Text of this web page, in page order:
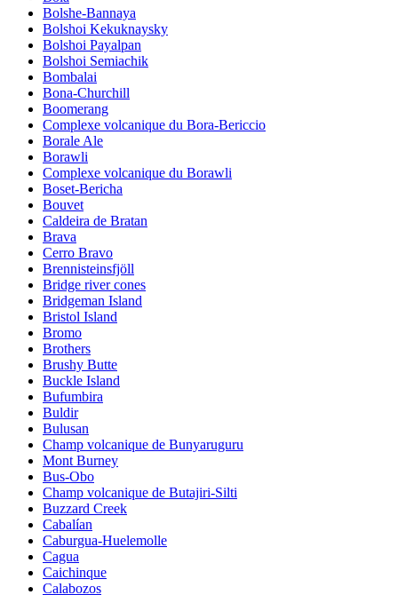
Bolshe-Bannaya
Bolshoi Kekuknaysky
Bolshoi Payalpan
Bolshoi Semiachik
Bombalai
Bona-Churchill
Boomerang
Complexe volcanique du Bora-Bericcio
Borale Ale
Borawli
Complexe volcanique du Borawli
Boset-Bericha
Bouvet
Caldeira de Bratan
Brava
Cerro Bravo
Brennisteinsfjöll
Bridge river cones
Bridgeman Island
Bristol Island
Bromo
Brothers
Brushy Butte
Buckle Island
Bufumbira
Buldir
Bulusan
Champ volcanique de Bunyaruguru
Mont Burney
Bus-Obo
Champ volcanique de Butajiri-Silti
Buzzard Creek
Cabalían
Caburgua-Huelemolle
Cagua
Caichinque
Calabozos